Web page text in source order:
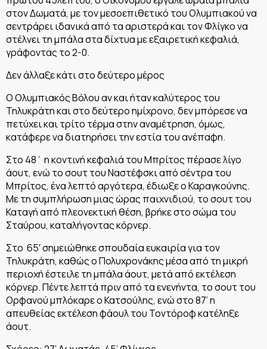
στον Δωματά, με τον μεσοεπιθετικό του Ολυμπιακού να
σεντράρει ιδανικά από τα αριστερά και τον Φλίγκο να
στέλνει τη μπάλα στα δίχτυα με εξαιρετική κεφαλιά,
γράφοντας το 2-0.
Δεν άλλαξε κάτι στο δεύτερο μέρος
Ο Ολυμπιακός Βόλου αν και ήταν καλύτερος του
Τηλυκράτη και στο δεύτερο ημίχρονο, δεν μπόρεσε να
πετύχει και τρίτο τέρμα στην αναμέτρηση, όμως,
κατάφερε να διατηρήσει την εστία του ανέπαφη.
Στο 48΄ η κοντινή κεφαλιά του Μπρίτος πέρασε λίγο
άουτ, ενώ το σουτ του Ναστέφσκι από σέντρα του
Μπρίτος, ένα λεπτό αργότερα, έδιωξε ο Καραγκούνης.
Με τη συμπλήρωση μιας ώρας παιχνιδιού, το σουτ του
Καταγή από πλεονεκτική θέση, βρήκε στο σώμα του
Σταύρου, καταλήγοντας κόρνερ.
Στο 65′ σημειώθηκε σπουδαία ευκαιρία για τον
Τηλυκράτη, καθώς ο Πολυχρονάκης μέσα από τη μικρή
περιοχή έστειλε τη μπάλα άουτ, μετά από εκτέλεση
κόρνερ. Πέντε λεπτά πριν από τα ενενήντα, το σουτ του
Ορφανού μπλόκαρε ο Κατσούλης, ενώ στο 87’ η
απευθείας εκτέλεση φάουλ του Τοντόροφ κατέληξε
άουτ.